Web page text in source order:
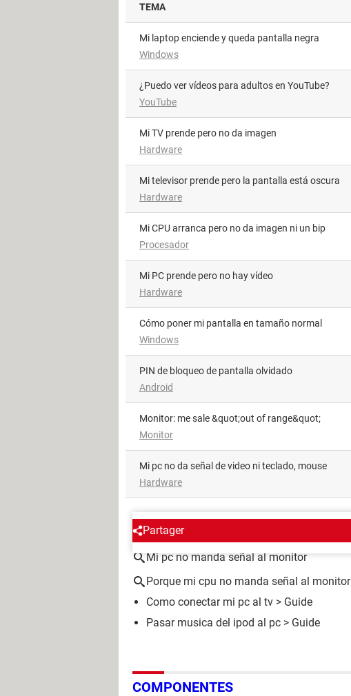
TEMA
Mi laptop enciende y queda pantalla negra
Windows
¿Puedo ver vídeos para adultos en YouTube?
YouTube
Mi TV prende pero no da imagen
Hardware
Mi televisor prende pero la pantalla está oscura
Hardware
Mi CPU arranca pero no da imagen ni un bip
Procesador
Mi PC prende pero no hay vídeo
Hardware
Cómo poner mi pantalla en tamaño normal
Windows
PIN de bloqueo de pantalla olvidado
Android
Monitor: me sale &quot;out of range&quot;
Monitor
mi pc no da señal de video ni teclado, mouse
Hardware
Partager
ALREDEDOR DEL MISMO TEMA
Mi pc no manda señal al monitor
Porque mi cpu no manda señal al monitor
Como conectar mi pc al tv > Guide
Pasar musica del ipod al pc > Guide
COMPONENTES